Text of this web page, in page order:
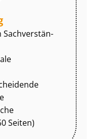
Sach­ver­stän­
Seiten)